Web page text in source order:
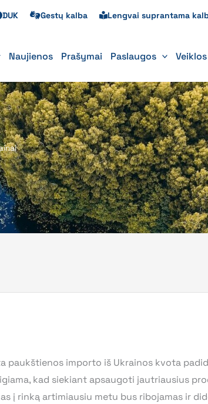
DUK Gestų kalba Lengvai suprantama
Naujienos Prašymai Paslaugos
paukštienos importo iš Ukrainos kvota
kad siekiant apsaugoti jautriausius
į rinką artimiausiu metu bus ribojamas ir